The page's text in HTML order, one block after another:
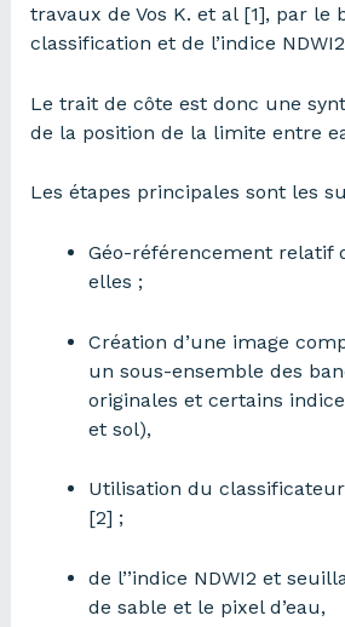
travaux de Vos K. et al [1], par le
classification et de l’indice
Le trait de côte est donc une
de la position de la limite entre
Les étapes principales sont les
Géo-référencement relatif
elles ;
Création d’une image
un sous-ensemble des
originales et certains
et sol),
Utilisation du
[2] ;
de l’’indice NDWI2 et
de sable et le pixel d’eau,